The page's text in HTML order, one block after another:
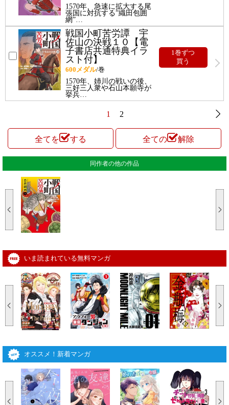
1570年、急速に拡大する尾
張国に対抗する”織田包囲
網”…
戦国小町苦労譚 宇
佐山の決戦１０【電
子書店共通特典イラ
スト付】
600メダル/巻
1570年、姉川の戦いの後、
三好三人衆や石山本願寺が
挙兵…
1巻ずつ
買う
1 2
全てを する 全ての 解除
同作者の他の作品
いま読まれている無料マンガ
オススメ！新着マンガ